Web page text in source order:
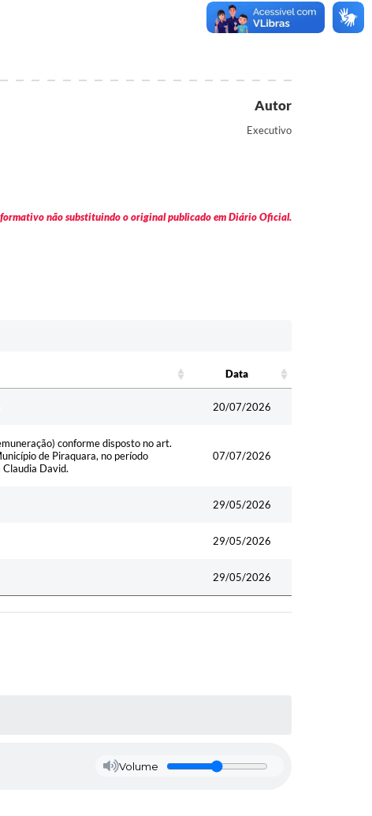
Autor
Executivo
não substituindo o original publicado em Diário Oficial.
Data
20/07/2026
conforme disposto no art.
de Piraquara, no período
David.
07/07/2026
29/05/2026
29/05/2026
29/05/2026
Volume